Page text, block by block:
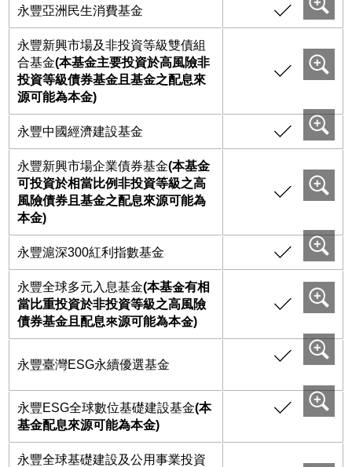
永豐亞洲民生消費基金
永豐新興市場及非投資等級雙債組
合基金(本基金主要投資於高風險非
投資等級債券基金且基金之配息來
源可能為本金)
永豐中國經濟建設基金
永豐新興市場企業債券基金(本基金
可投資於相當比例非投資等級之高
風險債券且基金之配息來源可能為
本金)
永豐滬深300紅利指數基金
永豐全球多元入息基金(本基金有相
當比重投資於非投資等級之高風險
債券基金且配息來源可能為本金)
永豐臺灣ESG永續優選基金
永豐ESG全球數位基礎建設基金(本
基金配息來源可能為本金)
永豐全球基礎建設及公用事業投資